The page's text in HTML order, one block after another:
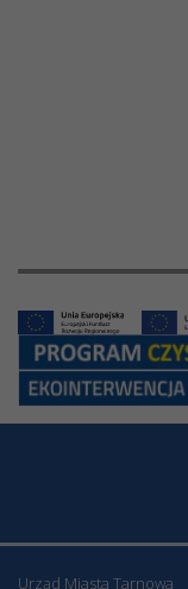
Urząd Miasta Tarnowa